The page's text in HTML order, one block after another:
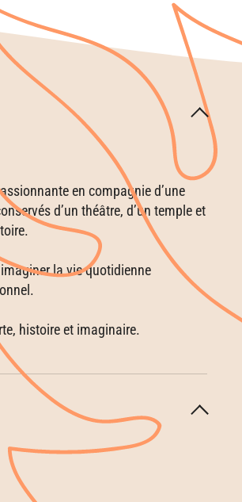
en compagnie d’une
d’un théâtre, d’un temple et
la vie quotidienne
histoire et imaginaire.